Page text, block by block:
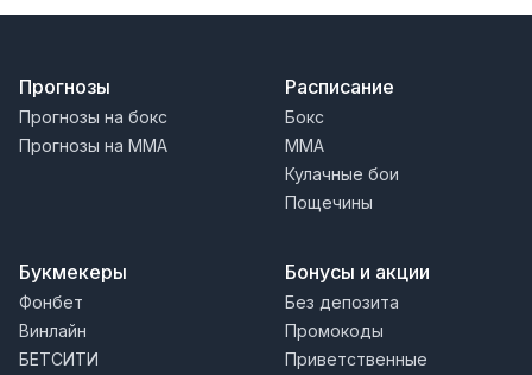
Прогнозы
Прогнозы на бокс
Прогнозы на MMA
Расписание
Бокс
MMA
Кулачные бои
Пощечины
Букмекеры
Фонбет
Винлайн
БЕТСИТИ
Бонусы и акции
Без депозита
Промокоды
Приветственные